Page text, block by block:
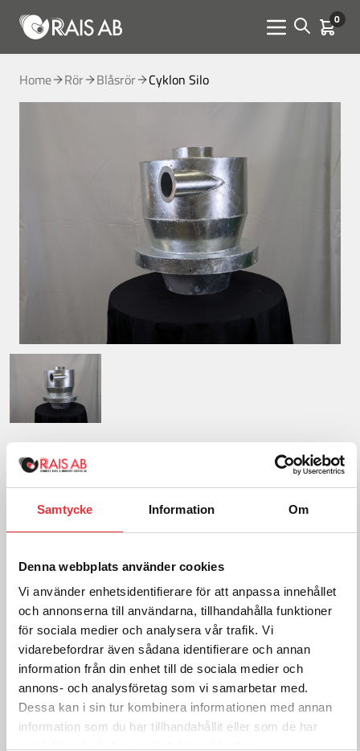
Samtycke Information Om
Denna webbplats använder cookies
Vi använder enhetsidentifierare för att anpassa innehållet
och annonserna till användarna, tillhandahålla funktioner
för sociala medier och analysera vår trafik. Vi
vidarebefordrar även sådana identifierare och annan
information från din enhet till de sociala medier och
annons- och analysföretag som vi samarbetar med.
Dessa kan i sin tur kombinera informationen med annan
information som du har tillhandahållit eller som de har
Menu toggle
Open 0
Home Rör Blåsrör Cyklon Silo
Cyklon Silo
5 490SEK
Frakt tillkommer efter orderkännande
Lägg i varukorg
För mer information om
Blåsrör, kontakta oss:
Ring oss på
0512-301700